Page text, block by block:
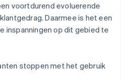
voortdurend evoluerende
Daarmee is het een
inspanningen op dit gebied te
stoppen met het gebruik